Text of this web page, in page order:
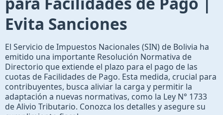
Evita Sanciones
El Servicio de Impuestos Nacionales (SIN) de Bolivia ha
emitido una importante Resolución Normativa de
Directorio que extiende el plazo para el pago de las
cuotas de Facilidades de Pago. Esta medida, crucial para
contribuyentes, busca aliviar la carga y permitir la
adaptación a nuevas normativas, como la Ley N° 1733
de Alivio Tributario. Conozca los detalles y asegure su